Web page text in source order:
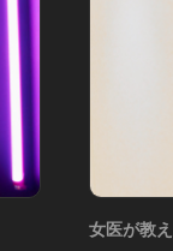
女医が教